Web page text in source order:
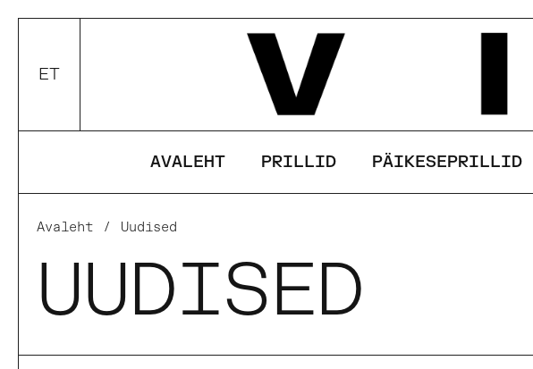
ETValui keel / valuuta
AVALEHT PRILLID PÄIKESEPRILLID
Avaleht / Uudised
UUDISED